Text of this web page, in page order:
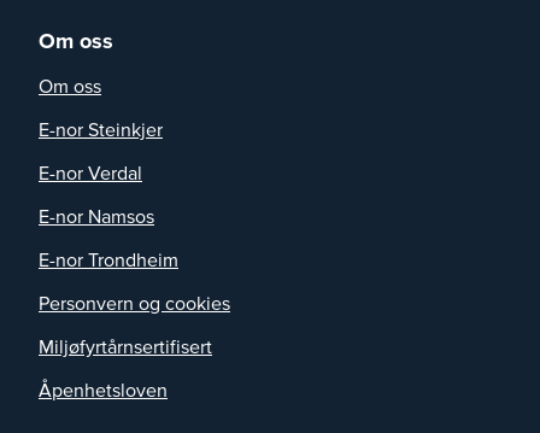
Om oss
Om oss
E-nor Steinkjer
E-nor Verdal
E-nor Namsos
E-nor Trondheim
Personvern og cookies
Miljøfyrtårnsertifisert
Åpenhetsloven